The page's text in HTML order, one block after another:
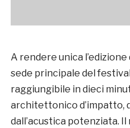
A rendere unica
sede principale del
raggiungibile in dieci
architettonico d’impatto,
dall’acustica potenziata.